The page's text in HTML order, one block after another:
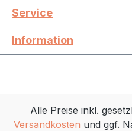
Service
Information
Alle Preise inkl.
Versandkosten und ggf.